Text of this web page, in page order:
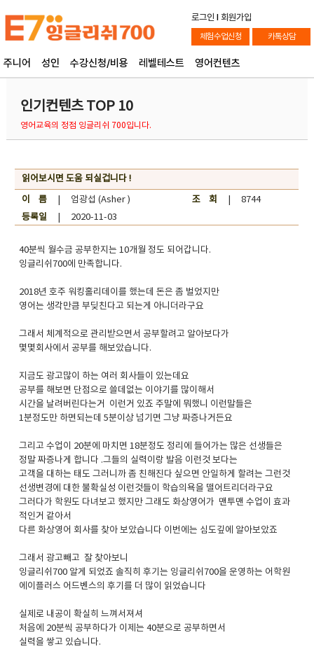
로그인 l 회원가입
체험수업신청 카톡상담
주니어 성인 수강신청/비용 레벨테스트 영어컨텐츠
인기컨텐츠 TOP 10
영어교육의 정점 잉글리쉬 700입니다.
읽어보시면 도움 되실겁니다 !
이 름| 엄광섭 (Asher ) 조 회
| 8744
등록일| 2020-11-03
40분씩 월수금 공부한지는 10개월 정도 되어갑니다.
잉글리쉬700에 만족합니다.
2018년 호주 워킹홀리데이를 했는데 돈은 좀 벌었지만
영어는 생각만큼 부딪친다고 되는게 아니더라구요
그래서 체계적으로 관리받으면서 공부할려고 알아보다가
몇몇회사에서 공부를 해보았습니다.
지금도 광고많이 하는 여러 회사들이 있는데요
공부를 해보면 단점으로 쓸데없는 이야기를 많이해서
시간을 날려버린다는거 이런거 있죠 주말에 뭐했니 이런말들은
1분정도만 하면되는데 5분이상 넘기면 그냥 짜증나거든요
그리고 수업이 20분에 마치면 18분정도 정리에 들어가는 많은 선생들은
정말 짜증나게 합니다 .그들의 실력이랑 발음 이런것 보다는
고객을 대하는 태도 그러니까 좀 친해진다 싶으면 안일하게 할려는 그런것
선생변경에 대한 불확실성 이런것들이 학습의욕을 떨어트리더라구요
그러다가 학원도 다녀보고 했지만 그래도 화상영어가 맨투맨 수업이 효과
적인거 같아서
다른 화상영어 회사를 찾아 보았습니다 이번에는 심도깊에 알아보았죠
그래서 광고빼고 잘 찾아보니
잉글리쉬700 알게 되었죠 솔직히 후기는 잉글리쉬700을 운영하는 어학원
에이플러스 어드벤스의 후기를 더 많이 읽었습니다
실제로 내공이 확실히 느껴서져셔
처음에 20분씩 공부하다가 이제는 40분으로 공부하면서
실력을 쌓고 있습니다.